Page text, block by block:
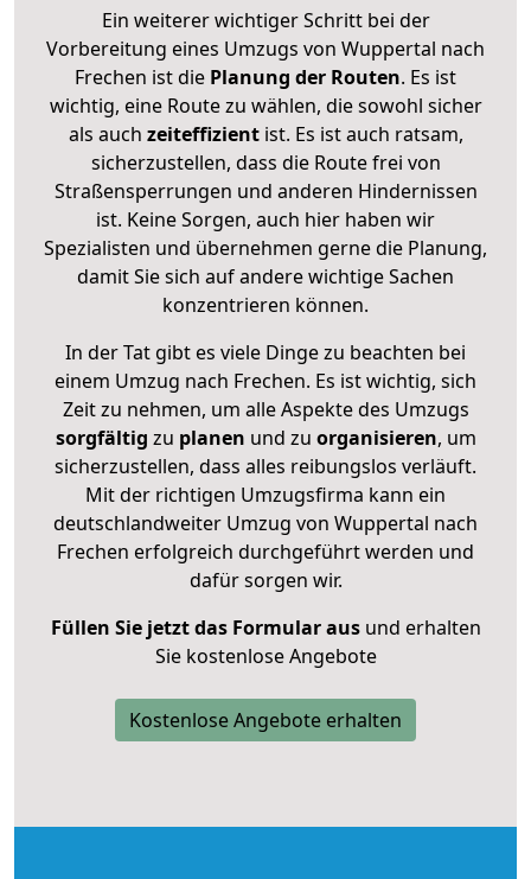
Ein weiterer wichtiger Schritt bei der
Vorbereitung eines Umzugs von Wuppertal nach
Frechen ist die Planung der Routen. Es ist
wichtig, eine Route zu wählen, die sowohl sicher
als auch zeiteffizientist. Es ist auch ratsam,
sicherzustellen, dass die Route frei von
Straßensperrungen und anderen Hindernissen
ist. Keine Sorgen, auch hier haben wir
Spezialisten und übernehmen gerne die Planung,
damit Sie sich auf andere wichtige Sachen
konzentrieren können.
In der Tat gibt es viele Dinge zu beachten bei
einem Umzug nach Frechen. Es ist wichtig, sich
Zeit zu nehmen, um alle Aspekte des Umzugs
sorgfältig zu planen und zu organisieren, um
sicherzustellen, dass alles reibungslos verläuft.
Mit der richtigen Umzugsfirma kann ein
deutschlandweiter Umzug von Wuppertal nach
Frechen erfolgreich durchgeführt werden und
dafür sorgen wir.
Füllen Sie jetzt das Formular ausund erhalten
Sie kostenlose Angebote
Kostenlose Angebote erhalten